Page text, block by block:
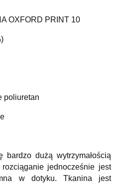
OXFORD PRINT 10
poliuretan
bardzo dużą wytrzymałością
jednocześnie jest
w dotyku. Tkanina jest